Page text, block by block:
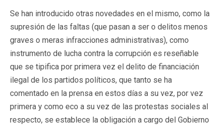
Se han introducido otras novedades en el mismo, como la
supresión de las faltas (que pasan a ser o delitos menos
graves o meras infracciones administrativas), como
instrumento de lucha contra la corrupción es reseñable
que se tipifica por primera vez el delito de financiación
ilegal de los partidos políticos, que tanto se ha
comentado en la prensa en estos días a su vez, por vez
primera y como eco a su vez de las protestas sociales al
respecto, se establece la obligación a cargo del Gobierno